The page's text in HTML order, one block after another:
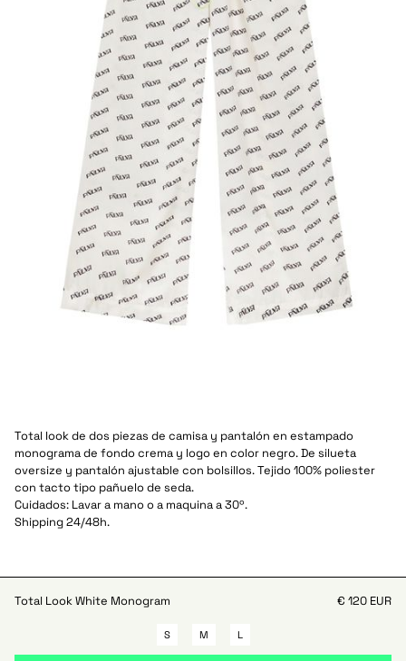
Total look de dos piezas de camisa y pantalón en estampado
monograma de fondo crema y logo en color negro. De silueta
oversize y pantalón ajustable con bolsillos. Tejido 100% poliester
con tacto tipo pañuelo de seda.
Cuidados: Lavar a mano o a maquina a 30º.
Shipping 24/48h.
Total Look White Monogram € 120 EUR
S M L